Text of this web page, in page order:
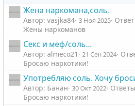
й
г
о
Жена наркомана,соль.
Автор: vasjka84 3 Ноя 2025
Жены наркоманов
Секс и меф/соль...
Автор: almeco21 21 Сен 2024
Бросаю наркотики!
Употребляю соль. Хочу
Автор: Банан 30 Окт 2022
Бросаю наркотики!